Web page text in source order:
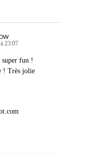
23:07
super fun !
! Très jolie